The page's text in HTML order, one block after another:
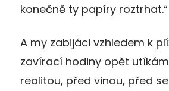
konečně ty papíry roztrhat.“
A my zabijáci vzhledem k
zavírací hodiny opět
realitou, před vinou, před